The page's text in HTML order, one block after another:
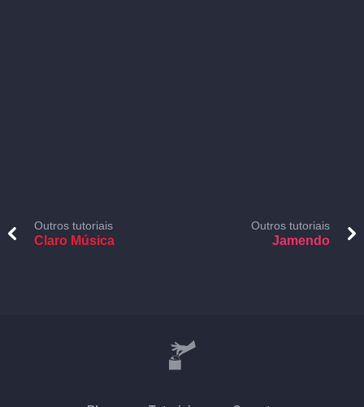
Outros tutoriais
Claro Música
Outros tutoriais
Jamendo